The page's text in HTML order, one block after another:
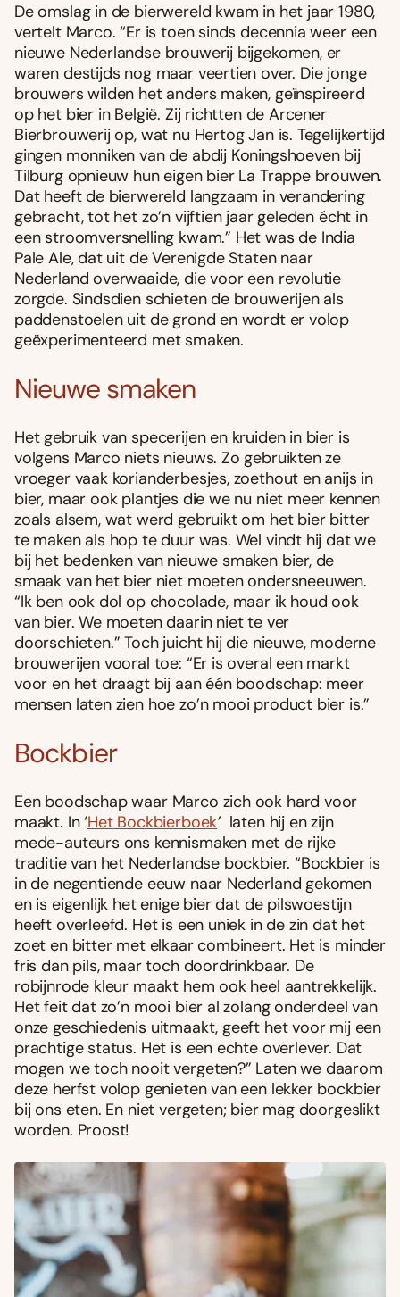
De omslag in de bierwereld kwam in het jaar 1980,
vertelt Marco. “Er is toen sinds decennia weer een
nieuwe Nederlandse brouwerij bijgekomen, er
waren destijds nog maar veertien over. Die jonge
brouwers wilden het anders maken, geïnspireerd
op het bier in België. Zij richtten de Arcener
Bierbrouwerij op, wat nu Hertog Jan is. Tegelijkertijd
gingen monniken van de abdij Koningshoeven bij
Tilburg opnieuw hun eigen bier La Trappe brouwen.
Dat heeft de bierwereld langzaam in verandering
gebracht, tot het zo’n vijftien jaar geleden écht in
een stroomversnelling kwam.” Het was de India
Pale Ale, dat uit de Verenigde Staten naar
Nederland overwaaide, die voor een revolutie
zorgde. Sindsdien schieten de brouwerijen als
paddenstoelen uit de grond en wordt er volop
geëxperimenteerd met smaken.
Nieuwe smaken
Het gebruik van specerijen en kruiden in bier is
volgens Marco niets nieuws. Zo gebruikten ze
vroeger vaak korianderbesjes, zoethout en anijs in
bier, maar ook plantjes die we nu niet meer kennen
zoals alsem, wat werd gebruikt om het bier bitter
te maken als hop te duur was. Wel vindt hij dat we
bij het bedenken van nieuwe smaken bier, de
smaak van het bier niet moeten ondersneeuwen.
“Ik ben ook dol op chocolade, maar ik houd ook
van bier. We moeten daarin niet te ver
doorschieten.” Toch juicht hij die nieuwe, moderne
brouwerijen vooral toe: “Er is overal een markt
voor en het draagt bij aan één boodschap: meer
mensen laten zien hoe zo’n mooi product bier is.”
Bockbier
Een boodschap waar Marco zich ook hard voor
maakt. In ‘Het Bockbierboek’laten hij en zijn
mede-auteurs ons kennismaken met de rijke
traditie van het Nederlandse bockbier. “Bockbier is
in de negentiende eeuw naar Nederland gekomen
en is eigenlijk het enige bier dat de pilswoestijn
heeft overleefd. Het is een uniek in de zin dat het
zoet en bitter met elkaar combineert. Het is minder
fris dan pils, maar toch doordrinkbaar. De
robijnrode kleur maakt hem ook heel aantrekkelijk.
Het feit dat zo’n mooi bier al zolang onderdeel van
onze geschiedenis uitmaakt, geeft het voor mij een
prachtige status. Het is een echte overlever. Dat
mogen we toch nooit vergeten?” Laten we daarom
deze herfst volop genieten van een lekker bockbier
bij ons eten. En niet vergeten; bier mag doorgeslikt
worden. Proost!